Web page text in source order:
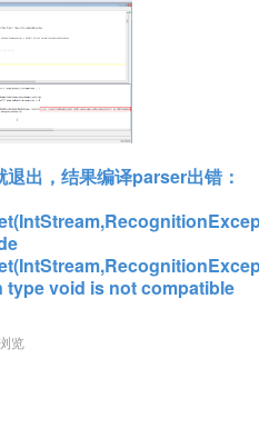
退出，结果编译parser出错：
type void is not compatible
览